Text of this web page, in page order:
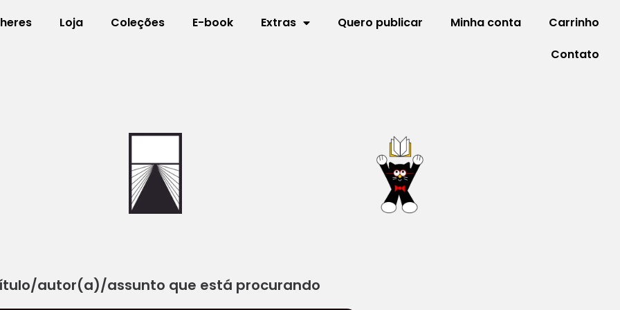
Loja Coleções E-book Extras Quero publicar Minha conta
Carrinho
Contato
autor(a)/assunto que está procurando